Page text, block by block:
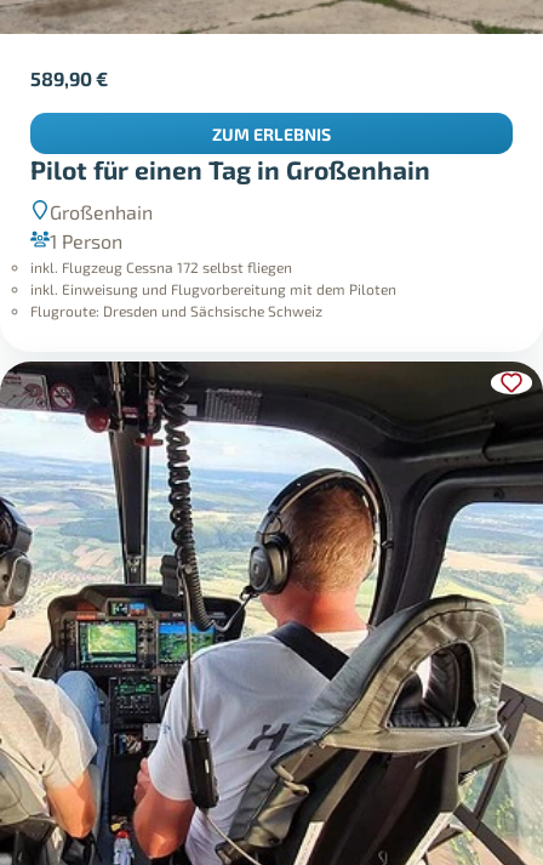
Pilot für einen Tag in Großenhain
Großenhain
1 Person
inkl. Flugzeug Cessna 172 selbst fliegen
inkl. Einweisung und Flugvorbereitung mit dem Piloten
Flugroute: Dresden und Sächsische Schweiz
589,90€
ZUM ERLEBNIS